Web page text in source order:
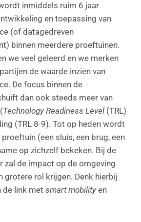
inmiddels ruim 6 jaar
en toepassing van
(of datagedreven
binnen meerdere proeftuinen.
we veel geleerd en we merken
de waarde inzien van
De focus binnen de
dan ook steeds meer van
Technology Readiness Level (TRL)
(TRL 8-9). Tot op heden wordt
(een sluis, een brug, een
op zichzelf bekeken. Bij de
zal de impact op de omgeving
grotere rol krijgen. Denk hierbij
de link met smart mobility en